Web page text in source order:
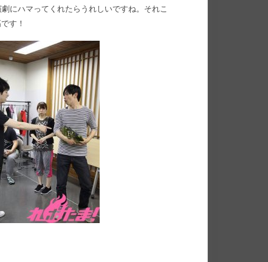
にハマってくれたらうれしいですね。それこ
す！